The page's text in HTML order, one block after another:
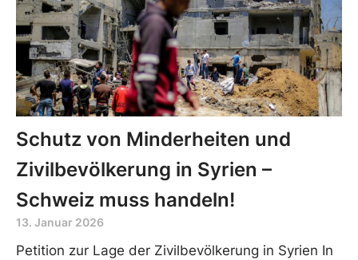
Schutz von Minderheiten und
Zivilbevölkerung in Syrien –
Schweiz muss handeln!
13. Januar 2026
Petition zur Lage der Zivilbevölkerung in Syrien In